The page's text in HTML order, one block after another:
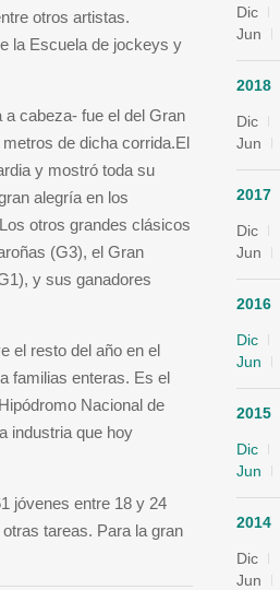
otros artistas.
la Escuela de jockeys y
cabeza- fue el del Gran
de dicha corrida.El
y mostró toda su
alegría en los
otros grandes clásicos
(G3), el Gran
y sus ganadores
el resto del año en el
familias enteras. Es el
Nacional de
industria que hoy
jóvenes entre 18 y 24
tareas. Para la gran
Dic
Jun
2018
Dic
Jun
2017
Dic
Jun
2016
Dic
Jun
2015
Dic
Jun
2014
Dic
Jun